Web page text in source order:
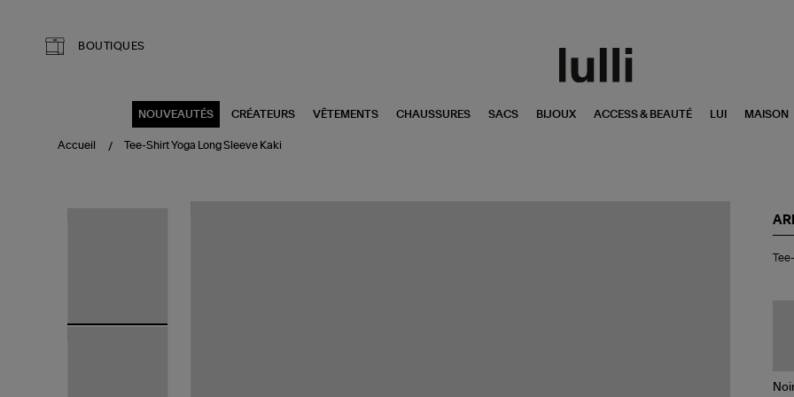
BOUTIQUES
NOUVEAUTÉS CRÉATEURS VÊTEMENTS CHAUSSURES SACS BIJOUX ACCESS & BEAUTÉ LUI MAISON
Accueil Tee-Shirt Yoga Long Sleeve Kaki